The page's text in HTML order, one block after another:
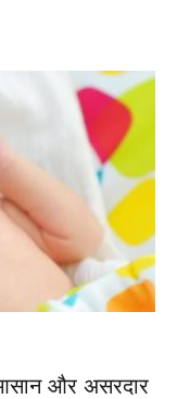
और असरदार